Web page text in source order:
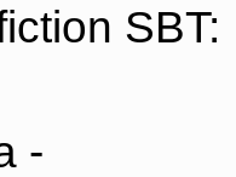
SBT:
-